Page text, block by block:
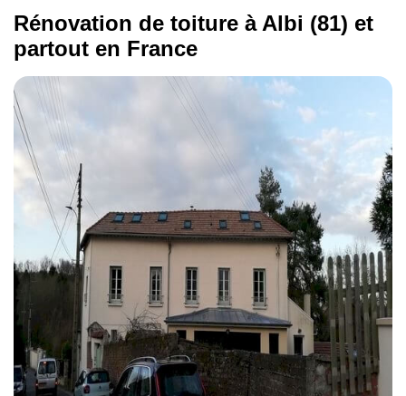
Rénovation de toiture à Albi (81) et
partout en France